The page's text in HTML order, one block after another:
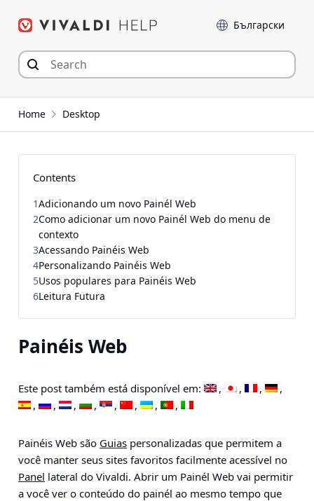
Language
Home Desktop
Painéis Web
Este post também está disponível em:
Painéis Web são Guias personalizadas que permitem a
você manter seus sites favoritos facilmente acessível no
Panel lateral do Vivaldi. Abrir um Painél Web vai permitir
a você ver o conteúdo do painél ao mesmo tempo que
Contents
1Adicionando um novo Painél Web
2Como adicionar um novo Painél Web do menu de
contexto
3Acessando Painéis Web
4Personalizando Painéis Web
5Usos populares para Painéis Web
6Leitura Futura